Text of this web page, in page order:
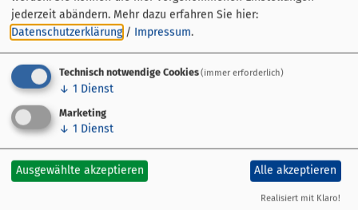
Streckenführung
Übersicht
Etappen
Veranstaltungen
jederzeit abändern. Mehr dazu erfahren Sie hier:
Datenschutzerklärung / Impressum.
Technisch notwendige Cookies(immer erforderlich)
↓ 1 Dienst
Marketing
↓ 1 Dienst
Ausgewählte akzeptieren Alle akzeptieren
Realisiert mit Klaro!